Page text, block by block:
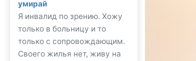
умирай
Я инвалид по зрению. Хожу
только в больницу и то
только с сопровождающим.
Своего жилья нет, живу на